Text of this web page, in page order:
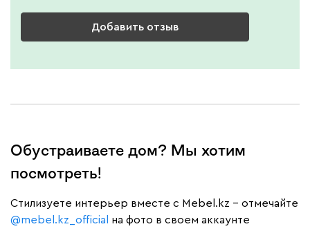
Добавить отзыв
Обустраиваете дом? Мы хотим
посмотреть!
Cтилизуете интерьер вместе с Mebel.kz – отмечайте
@mebel.kz_official
на фото в своем аккаунте